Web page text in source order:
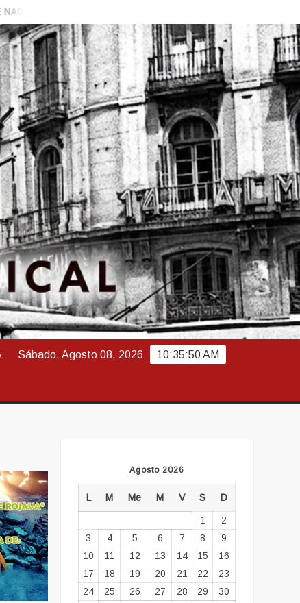
GALIZA)
10:35:51 AM
Sábado, Agosto 08, 2026
Agosto 2026
L M Me M V S D
1
2
3
4 5 6 7 8
9
10
11 12 13 14 15
16
17
18 19 20 21 22
23
24
25 26 27 28 29
30